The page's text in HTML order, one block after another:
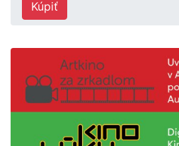
Kúpiť